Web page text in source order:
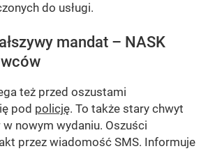
do usługi.
mandat – NASK
też przed oszustami
pod policję. To także stary chwyt
nowym wydaniu. Oszuści
przez wiadomość SMS. Informuje